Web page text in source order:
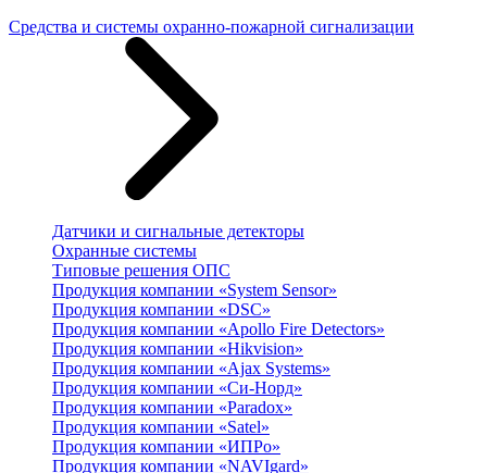
Средства и системы охранно-пожарной сигнализации
Датчики и сигнальные детекторы
Охранные системы
Типовые решения ОПС
Продукция компании «System Sensor»
Продукция компании «DSC»
Продукция компании «Apollo Fire Detectors»
Продукция компании «Hikvision»
Продукция компании «Ajax Systems»
Продукция компании «Си-Норд»
Продукция компании «Paradox»
Продукция компании «Satel»
Продукция компании «ИПРо»
Продукция компании «NAVIgard»